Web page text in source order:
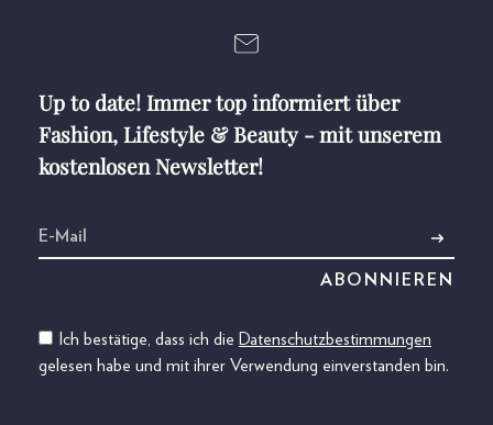
Up to date! Immer top informiert über
Fashion, Lifestyle & Beauty - mit unserem
kostenlosen Newsletter!
Ich bestätige, dass ich die Datenschutzbestimmungen
gelesen habe und mit ihrer Verwendung einverstanden bin.